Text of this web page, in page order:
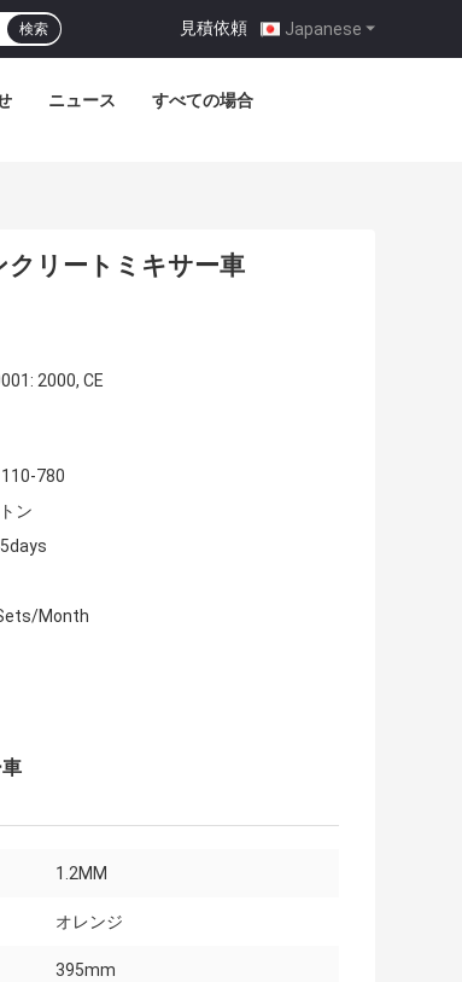
Japanese
見積依頼 |
検索
ニュース すべての場合
クリートミキサー車
2000, CE
110-780
ン
Month
1.2MM
オレンジ
395mm